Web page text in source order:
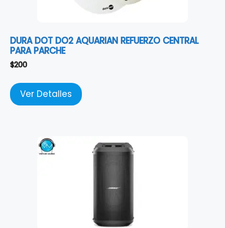
DURA DOT DO2 AQUARIAN REFUERZO CENTRAL
PARA PARCHE
$200
Ver Detalles